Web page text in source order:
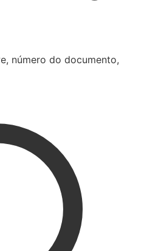
número do documento,